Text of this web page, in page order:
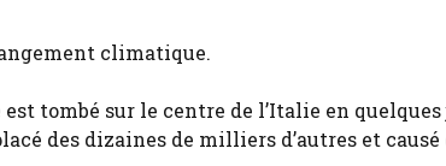
climatique.
tombé sur le centre de l’Italie en
des dizaines de milliers d’autres et